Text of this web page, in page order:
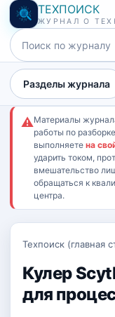
ТЕХПОИСК
ЖУРНАЛ О
Разделы журнала
⚠Материалы
работы по
выполняете на
ударить током,
вмешательство
обращаться к
центра.
Техпоиск (главная
Кулер
для